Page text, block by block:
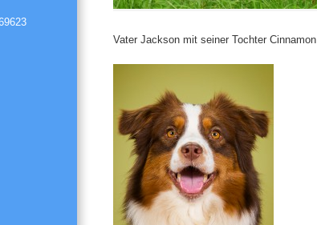
Vater Jackson mit seiner Tochter